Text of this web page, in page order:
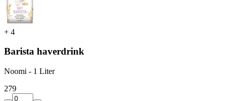
+ 4
Barista haverdrink
Noomi - 1 Liter
279